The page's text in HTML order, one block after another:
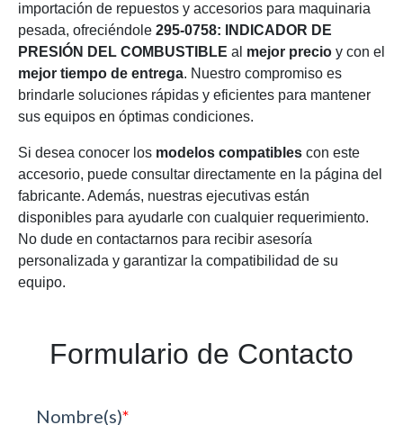
importación de repuestos y accesorios para maquinaria
pesada, ofreciéndole 295-0758: INDICADOR DE
PRESIÓN DEL COMBUSTIBLE al mejor precio y con el
mejor tiempo de entrega. Nuestro compromiso es
brindarle soluciones rápidas y eficientes para mantener
sus equipos en óptimas condiciones.
Si desea conocer los modelos compatibles con este
accesorio, puede consultar directamente en la página del
fabricante. Además, nuestras ejecutivas están
disponibles para ayudarle con cualquier requerimiento.
No dude en contactarnos para recibir asesoría
personalizada y garantizar la compatibilidad de su
equipo.
Formulario de Contacto